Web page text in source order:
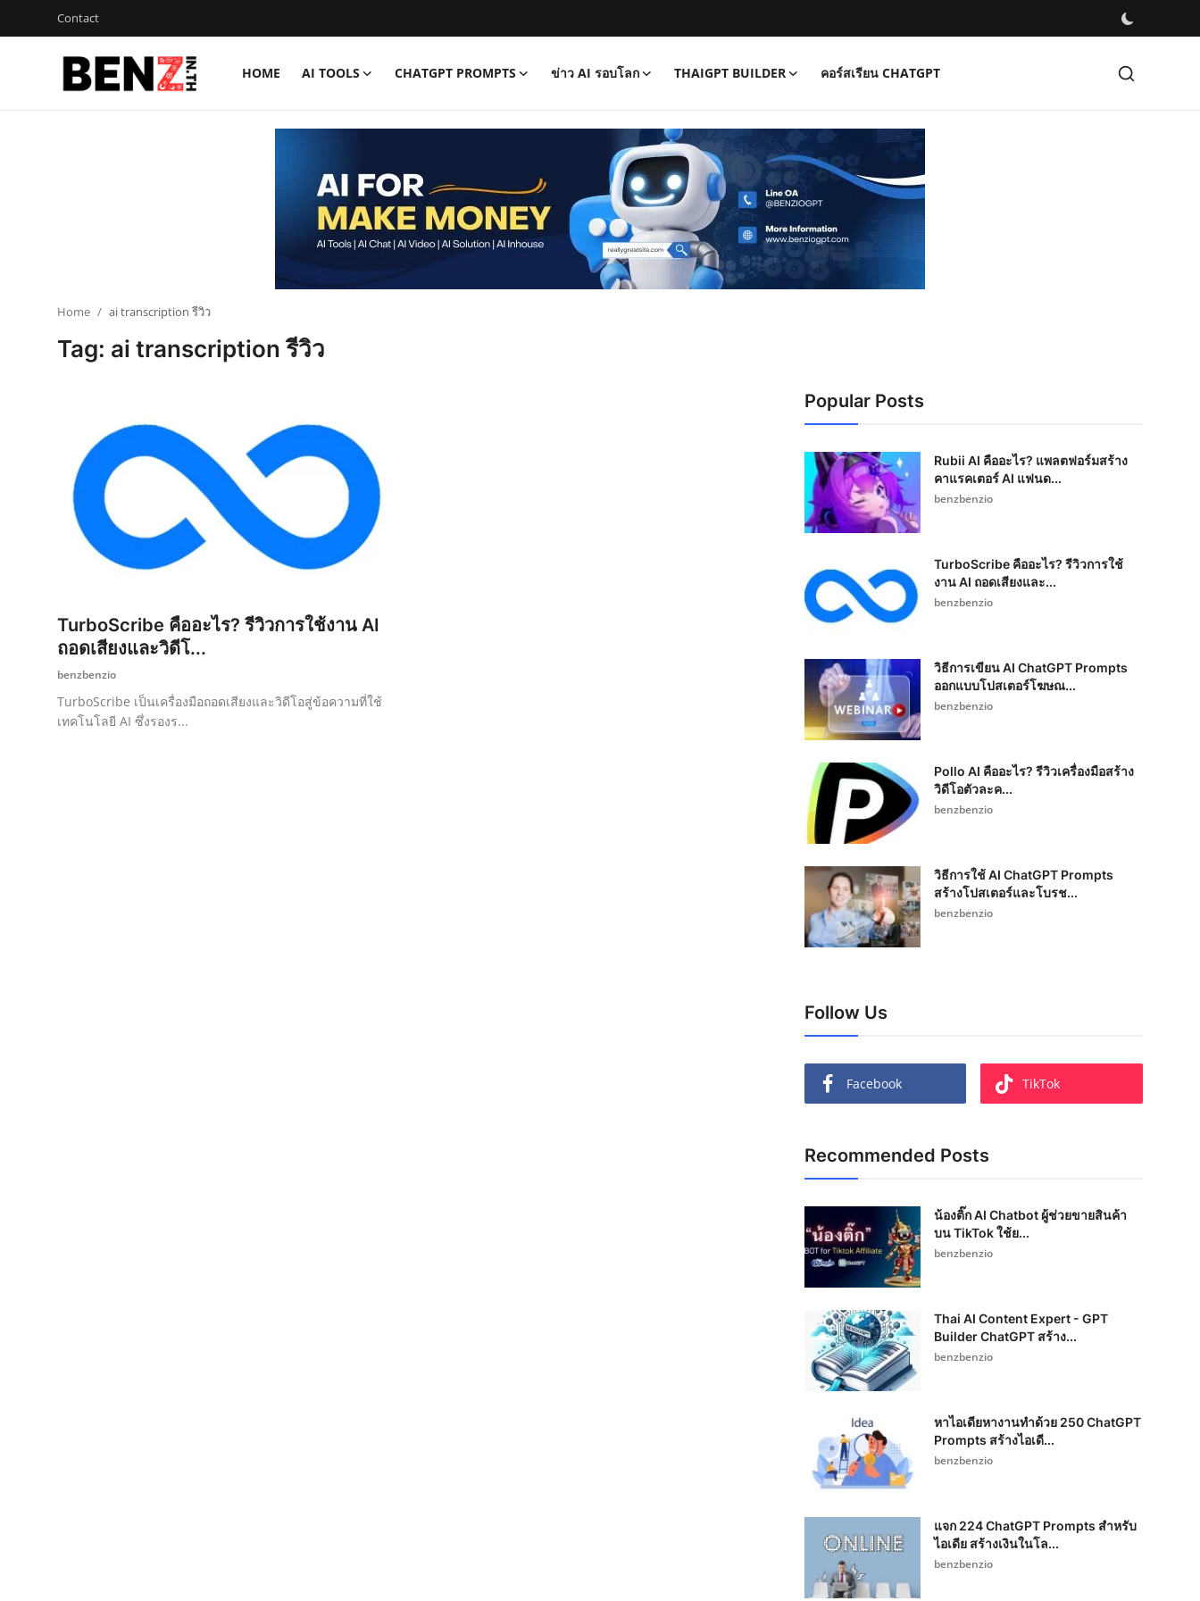
Contact
HOME AI TOOLS CHATGPT PROMPTS ข่าว AI รอบโลก THAIGPT BUILDER คอร์สเรียน CHATGPT
ThaiGPT Builder
คอร์สเรียน ChatGPT
Home ai transcription รีวิว
Tag: ai transcription รีวิว
TurboScribe คืออะไร? รีวิวการใช้งาน AI
ถอดเสียงและวิดีโ...
benzbenzio
TurboScribe เป็นเครื่องมือถอดเสียงและวิดีโอสู่ข้อความที่ใช้
เทคโนโลยี AI ซึ่งรองร...
Popular Posts
Rubii AI คืออะไร? แพลตฟอร์มสร้าง
คาแรคเตอร์ AI แฟนด...
benzbenzio
TurboScribe คืออะไร? รีวิวการใช้
งาน AI ถอดเสียงและ...
benzbenzio
วิธีการเขียน AI ChatGPT Prompts
ออกแบบโปสเตอร์โฆษณ...
benzbenzio
Pollo AI คืออะไร? รีวิวเครื่องมือสร้าง
วิดีโอตัวละค...
benzbenzio
วิธีการใช้ AI ChatGPT Prompts
สร้างโปสเตอร์และโบรช...
benzbenzio
Follow Us
Facebook TikTok
Recommended Posts
น้องติ๊ก AI Chatbot ผู้ช่วยขายสินค้า
บน TikTok ใช้ย...
benzbenzio
Thai AI Content Expert - GPT
Builder ChatGPT สร้าง...
benzbenzio
หาไอเดียหางานทำด้วย 250 ChatGPT
Prompts สร้างไอเดี...
benzbenzio
แจก 224 ChatGPT Prompts สำหรับ
ไอเดีย สร้างเงินในโล...
benzbenzio